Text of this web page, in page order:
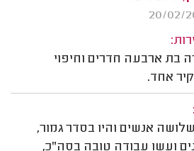
בת ארבעה חדרים וחיפוי
אחד.
אנשים והיו בסדר גמור,
ועשו עבודה טובה בסה"כ,